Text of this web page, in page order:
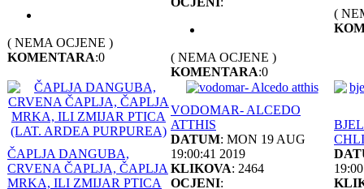
( NEMA OCJENE )
KOMENTARA:0
( NEMA OCJENE )
KOMENTARA:0
(
ČAPLJA DANGUBA,
CRVENA ČAPLJA, ČAPLJA
MRKA, ILI ZMIJAR PTICA
VODOMAR- ALCEDO
ATTHIS
DATUM: MON 19 AUG
19:00:41 2019
KLIKOVA: 2464
OCJENI: